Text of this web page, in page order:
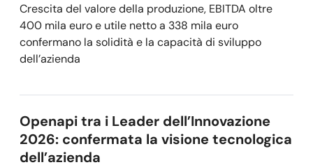
Crescita del valore della produzione, EBITDA oltre
400 mila euro e utile netto a 338 mila euro
confermano la solidità e la capacità di sviluppo
dell’azienda
Openapi tra i Leader dell’Innovazione
2026: confermata la visione tecnologica
dell’azienda